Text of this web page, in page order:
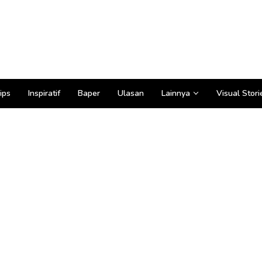
Inspiratif Baper Ulasan Lainnya Visual